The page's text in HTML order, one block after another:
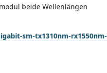
beide Wellenlängen
sm-tx1310nm-rx1550nm-